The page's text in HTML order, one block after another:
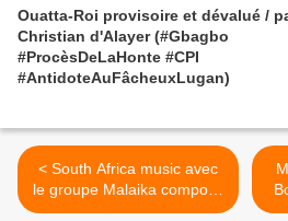
Ouatta-Roi provisoire et dévalué /
Christian d'Alayer (#Gbagbo
#ProcèsDeLaHonte #CPI
#AntidoteAuFâcheuxLugan)
< South Africa music avec
le groupe Malaika composé
par Matshediso Florence